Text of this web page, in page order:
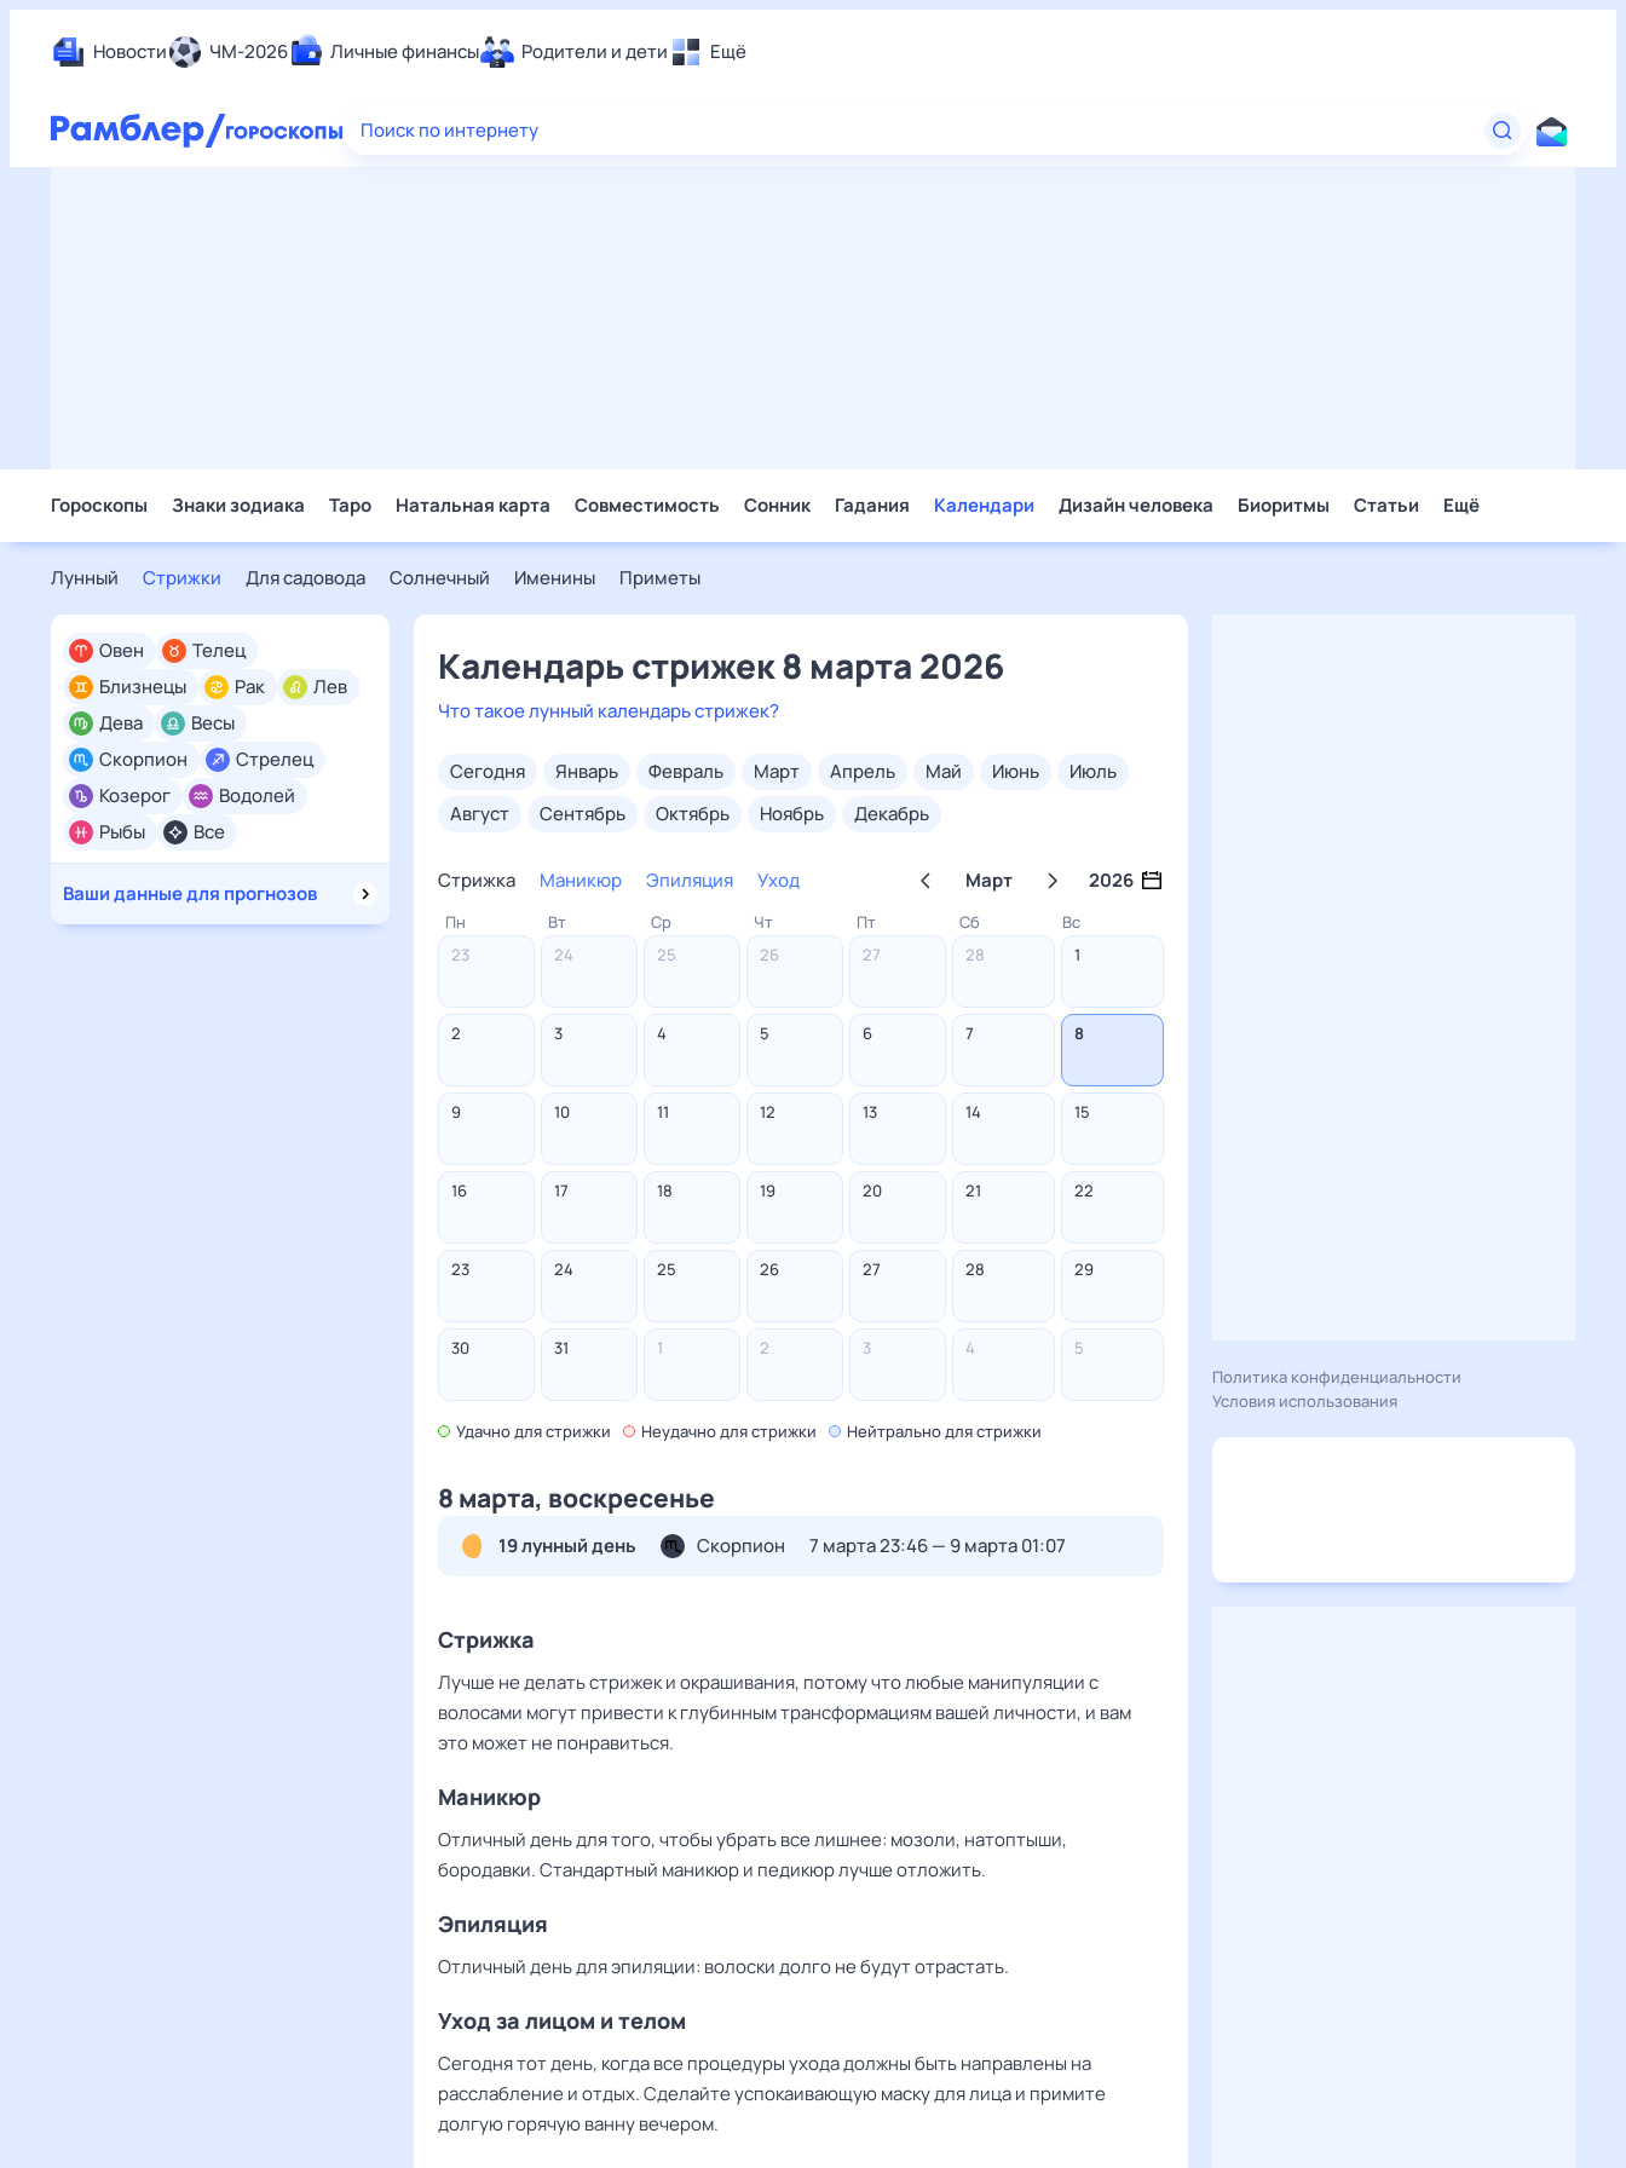
Новости ЧМ-2026 Личные финансы Родители и дети Ещё
Еда
Поиск по интернету
Гороскопы Знаки зодиака Таро Натальная карта Совместимость Сонник Гадания Календари Дизайн человека Биоритмы Статьи Ещё
Лунный Стрижки Для садовода Солнечный Именины Приметы
Все
Овен
Телец
Близнецы
Рак
Лев
Дева
Весы
Скорпион
Стрелец
Козерог
Водолей
Рыбы
Ваши данные для прогнозов
Календарь стрижек 8 марта 2026
Что такое лунный календарь стрижек?
сегодня январь февраль март апрель май июнь
июль
август
сентябрь октябрь ноябрь декабрь
Стрижка Маникюр Эпиляция Уход
Стрижка
Эпиляция
Март 2026
Пн Вт Ср Чт Пт Сб
Вс
23
24 25 26 27 28 1
2 3 4 5 6 7 8
9 10 11 12 13 14 15
16 17 18 19 20 21 22
23 24 25 26 27 28 29
30 31 1 2 3 4 5
Удачнодля стрижки Неудачнодля стрижки Нейтральнодля стрижки
8 марта, воскресенье
19 лунный день Скорпион 7 марта 23:46 — 9 марта 01:07
Стрижка
Лучше не делать стрижек и окрашивания, потому что любые манипуляции с
волосами могут привести к глубинным трансформациям вашей личности, и вам
это может не понравиться.
Маникюр
Отличный день для того, чтобы убрать все лишнее: мозоли, натоптыши,
бородавки. Стандартный маникюр и педикюр лучше отложить.
Эпиляция
Отличный день для эпиляции: волоски долго не будут отрастать.
Уход за лицом и телом
Сегодня тот день, когда все процедуры ухода должны быть направлены на
расслабление и отдых. Сделайте успокаивающую маску для лица и примите
долгую горячую ванну вечером.
Политика конфиденциальности
Условия использования